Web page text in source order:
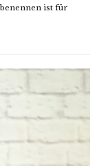
ist für